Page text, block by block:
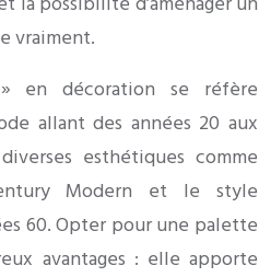
vraiment.
en décoration se réfère
allant des années 20 aux
esthétiques comme
Modern et le style
60. Opter pour une palette
avantages : elle apporte